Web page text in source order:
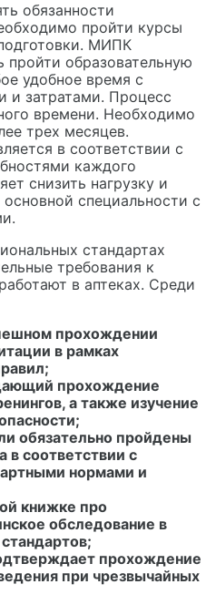
обязанности
пройти курсы
МИПК
пройти образовательную
удобное время с
и затратами. Процесс
времени. Необходимо
трех месяцев.
в соответствии с
каждого
снизить нагрузку и
специальности с
стандартах
требования к
в аптеках. Среди
прохождении
в рамках
прохождение
а также изучение
обязательно пройдены
в соответствии с
нормами и
книжке про
обследование в
прохождение
при чрезвычайных